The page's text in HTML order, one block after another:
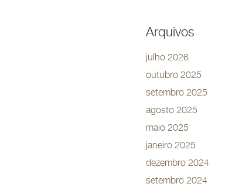
Arquivos
julho 2026
outubro 2025
setembro 2025
agosto 2025
maio 2025
janeiro 2025
dezembro 2024
setembro 2024